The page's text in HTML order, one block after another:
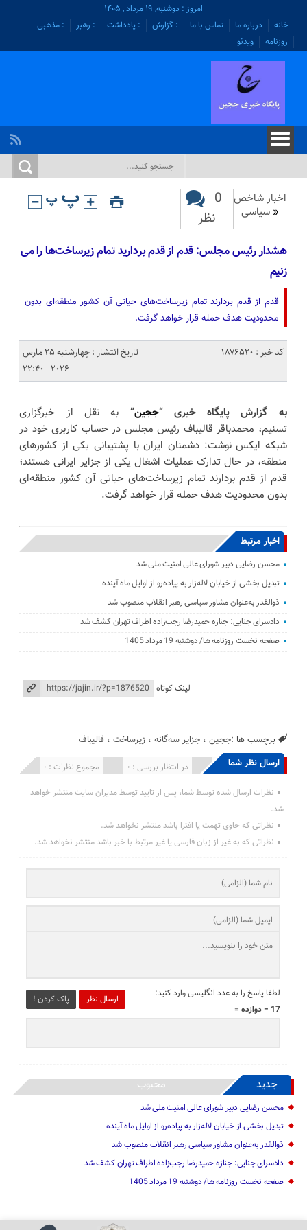
امروز : دوشنبه, ۱۹ مرداد , ۱۴۰۵
خانه
درباره ما تماس با ما : گزارش : یادداشت : رهبر
: مذهبی
روزنامه
ویدئو
اخبار شاخص
« سیاسی
0
نظر
هشدار رئیس مجلس: قدم از قدم بردارید تمام زیرساخت‌ها را می
زنیم
قدم از قدم بردارند تمام زیرساخت‌های حیاتی آن کشور منطقه‌ای بدون
محدودیت هدف حمله قرار خواهد گرفت.
کد خبر : 1876520
تاریخ انتشار : چهارشنبه 25 مارس
2026 - 22:40
به گزارش پایگاه خبری “ججین” به نقل از خبرگزاری
تسنیم، محمدباقر قالیباف رئیس مجلس در حساب کاربری خود در
شبکه ایکس نوشت: دشمنان ایران با پشتیبانی یکی از کشورهای
منطقه، در حال تدارک عملیات اشغال یکی از جزایر ایرانی هستند؛
قدم از قدم بردارند تمام زیرساخت‌های حیاتی آن کشور منطقه‌ای
بدون محدودیت هدف حمله قرار خواهد گرفت.
اخبار مرتبط
محسن رضایی دبیر شورای عالی امنیت ملی شد
تبدیل بخشی از خیابان لاله‌زار به پیاده‌رو از اوایل ماه آینده
ذوالقدر به‌عنوان مشاور سیاسی رهبر انقلاب منصوب شد
دادسرای جنایی: جنازه حمیدرضا رجب‌زاده اطراف تهران کشف شد
صفحه نخست روزنامه ها/ دوشنبه 19 مرداد 1405
لینک کوتاه
برچسب ها :ججین ،جزایر سه‌گانه ،زیرساخت ، قالیباف
ارسال نظر شما مجموع نظرات : 0 در انتظار بررسی : 0 انتشار یافته : 0
نظرات ارسال شده توسط شما، پس از تایید توسط مدیران سایت منتشر خواهد
شد.
نظراتی که حاوی تهمت یا افترا باشد منتشر نخواهد شد.
نظراتی که به غیر از زبان فارسی یا غیر مرتبط با خبر باشد منتشر نخواهد شد.
ارسال نظر پاک کردن !
لطفا پاسخ را به عدد انگلیسی وارد کنید:
17 − دوازده =
جدید محبوب
محسن رضایی دبیر شورای عالی امنیت ملی شد
تبدیل بخشی از خیابان لاله‌زار به پیاده‌رو از اوایل ماه آینده
ذوالقدر به‌عنوان مشاور سیاسی رهبر انقلاب منصوب شد
دادسرای جنایی: جنازه حمیدرضا رجب‌زاده اطراف تهران کشف شد
صفحه نخست روزنامه ها/ دوشنبه 19 مرداد 1405